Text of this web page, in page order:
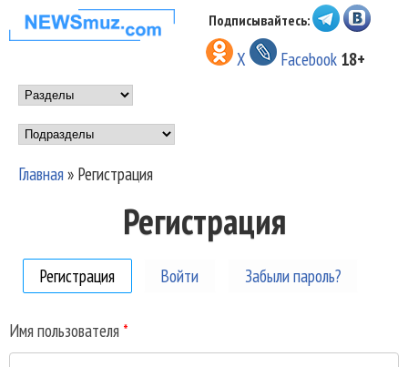
Перейти к основному
содержанию
НОВОСТИ
МУЗЫКИ И
ШОУ БИЗНЕСА
NEWSMUZ.COM
Подписывайтесь:
X Facebook 18+
Main menu
Подразделы
Главная» Регистрация
Регистрация
Регистрация (активная вкладка)
Войти Забыли пароль?
Имя пользователя *